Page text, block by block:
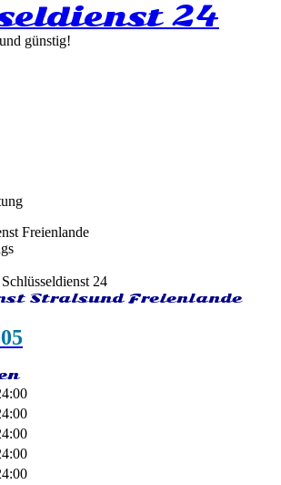
24
günstig!
Freienlande
Stralsund Freienlande